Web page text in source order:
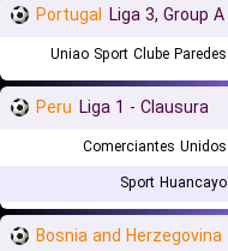
Portugal Liga 3, Group A
Uniao Sport Clube Paredes
Peru Liga 1 - Clausura
Comerciantes Unidos
Sport Huancayo
Bosnia and Herzegovina